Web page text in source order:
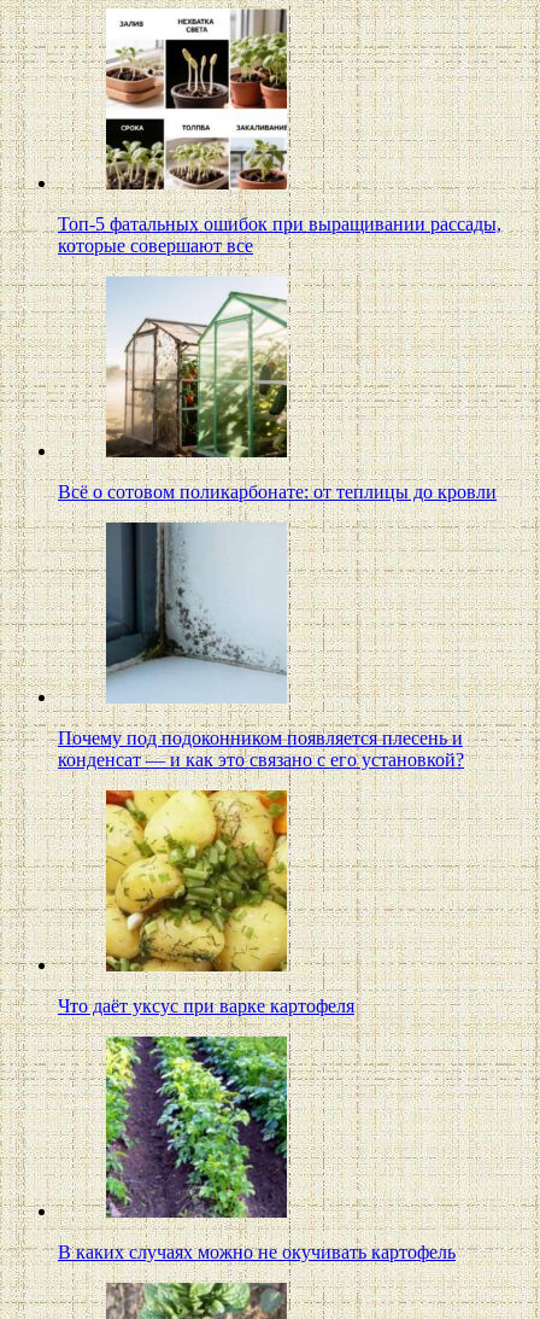
Топ-5 фатальных ошибок при выращивании рассады,
которые совершают все
Всё о сотовом поликарбонате: от теплицы до кровли
Почему под подоконником появляется плесень и
конденсат — и как это связано с его установкой?
Что даёт уксус при варке картофеля
В каких случаях можно не окучивать картофель